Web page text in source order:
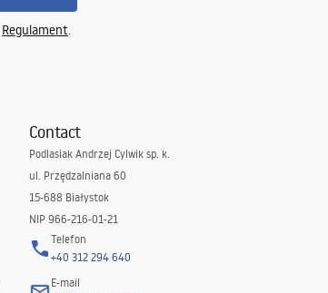
Regulament.
Contact
Podlasiak Andrzej Cylwik sp. k.
ul. Przędzalniana 60
15-688 Białystok
NIP 966-216-01-21
Telefon
+40 312 294 640
E-mail